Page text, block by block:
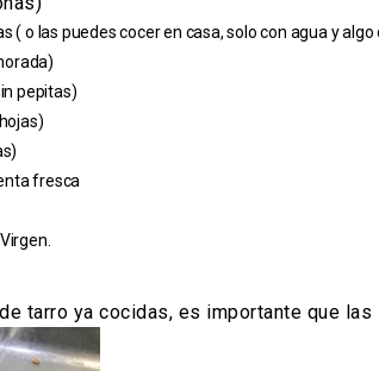
( o las puedes cocer en casa, solo con agua y algo
pepitas)
fresca
tarro ya cocidas, es importante que